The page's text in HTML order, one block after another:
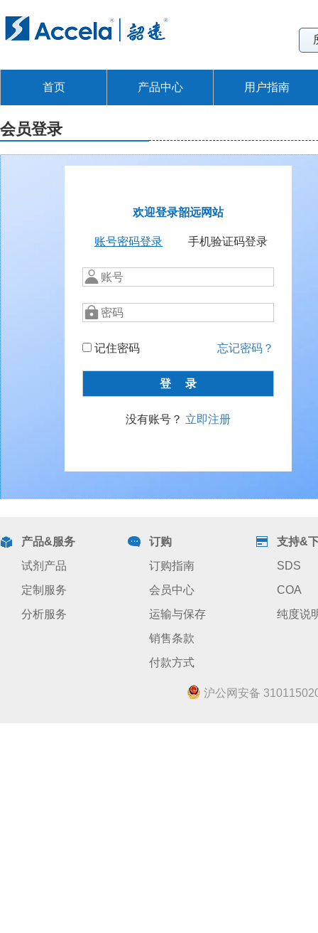
首页 产品中心 用户指南
会员登录
欢迎登录韶远网站
账号密码登录 手机验证码登录
记住密码 忘记密码？
没有账号？ 立即注册
产品&服务
试剂产品
定制服务
分析服务
订购
订购指南
会员中心
运输与保存
销售条款
付款方式
支持&
SDS
COA
纯度说
沪公网安备